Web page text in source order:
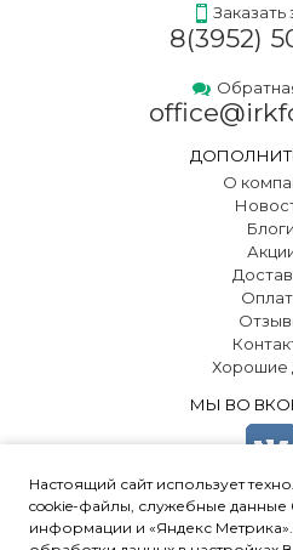
Заказать
8(3952)
О
Блоги
Хорошие
МЫ ВО
Настоящий сайт использует
cookie-файлы, служебные данные
информации и «Яндекс